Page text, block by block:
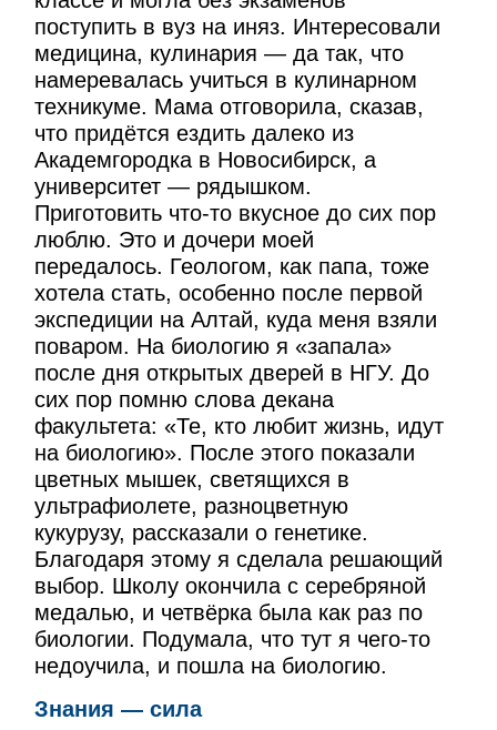
поступить в вуз на иняз. Интересовали
медицина, кулинария — да так, что
намеревалась учиться в кулинарном
техникуме. Мама отговорила, сказав,
что придётся ездить далеко из
Академгородка в Новосибирск, а
университет — рядышком.
Приготовить что-то вкусное до сих пор
люблю. Это и дочери моей
передалось. Геологом, как папа, тоже
хотела стать, особенно после первой
экспедиции на Алтай, куда меня взяли
поваром. На биологию я «запала»
после дня открытых дверей в НГУ. До
сих пор помню слова декана
факультета: «Те, кто любит жизнь, идут
на биологию». После этого показали
цветных мышек, светящихся в
ультрафиолете, разноцветную
кукурузу, рассказали о генетике.
Благодаря этому я сделала решающий
выбор. Школу окончила с серебряной
медалью, и четвёрка была как раз по
биологии. Подумала, что тут я чего-то
недоучила, и пошла на биологию.
Знания — сила